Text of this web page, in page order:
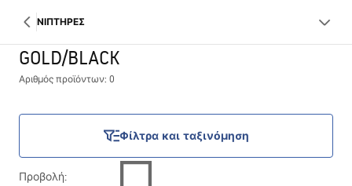
ΝΙΠΤΗΡΕΣ
GOLD/BLACK
Αριθμός προϊόντων: 0
Φίλτρα και ταξινόμηση
Προβολή: